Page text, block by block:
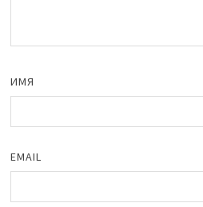
ИМЯ
EMAIL